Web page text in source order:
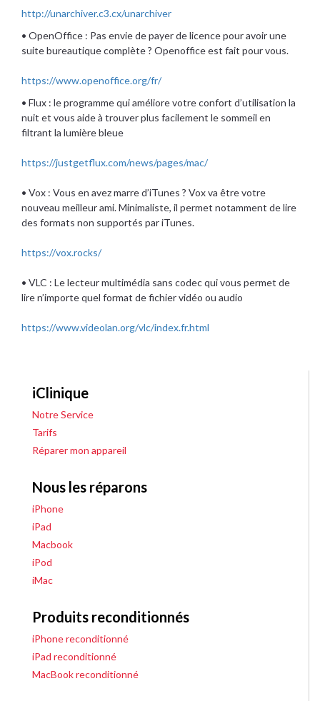
http://unarchiver.c3.cx/unarchiver
• OpenOffice : Pas envie de payer de licence pour avoir une
suite bureautique complète ? Openoffice est fait pour vous.
https://www.openoffice.org/fr/
• Flux : le programme qui améliore votre confort d’utilisation la
nuit et vous aide à trouver plus facilement le sommeil en
filtrant la lumière bleue
https://justgetflux.com/news/pages/mac/
• Vox : Vous en avez marre d’iTunes ? Vox va être votre
nouveau meilleur ami. Minimaliste, il permet notamment de lire
des formats non supportés par iTunes.
https://vox.rocks/
• VLC : Le lecteur multimédia sans codec qui vous permet de
lire n’importe quel format de fichier vidéo ou audio
https://www.videolan.org/vlc/index.fr.html
iClinique
Notre Service
Tarifs
Réparer mon appareil
Nous les réparons
iPhone
iPad
Macbook
iPod
iMac
Produits reconditionnés
iPhone reconditionné
iPad reconditionné
MacBook reconditionné